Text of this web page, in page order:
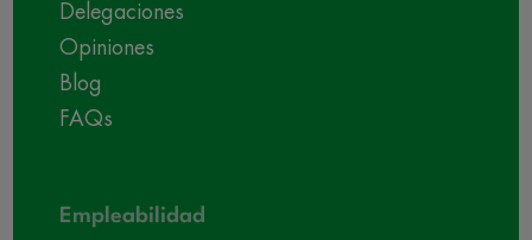
Delegaciones
Opiniones
Blog
FAQs
Empleabilidad